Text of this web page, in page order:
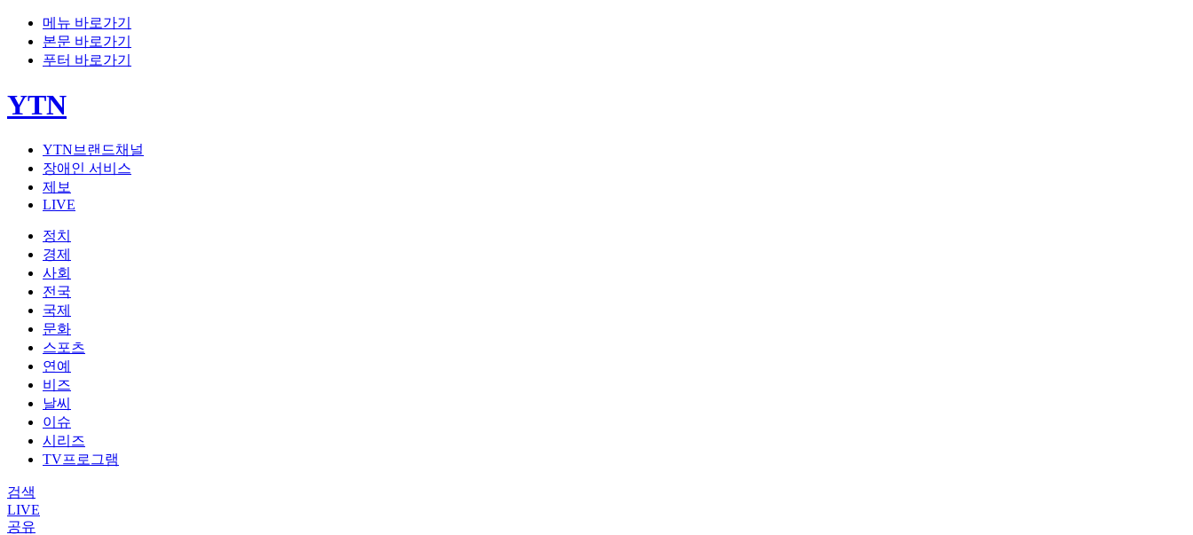
메뉴 바로가기
본문 바로가기
푸터 바로가기
YTN
YTN브랜드채널
장애인 서비스
제보
LIVE
정치
경제
사회
전국
국제
문화
스포츠
연예
비즈
날씨
이슈
시리즈
TV프로그램
검색
LIVE
공유